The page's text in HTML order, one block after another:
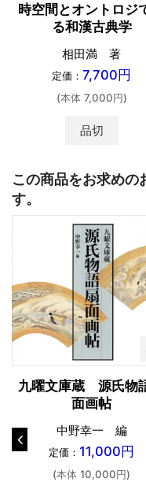
時空間とオントロジ
る和漢古典学
相田満 著
定価： 7,700円
(本体 7,000円)
品切
この商品をお求めの
す。
九曜文庫蔵 源氏物
面画帖
中野幸一 編
定価： 11,000円
(本体 10,000円)